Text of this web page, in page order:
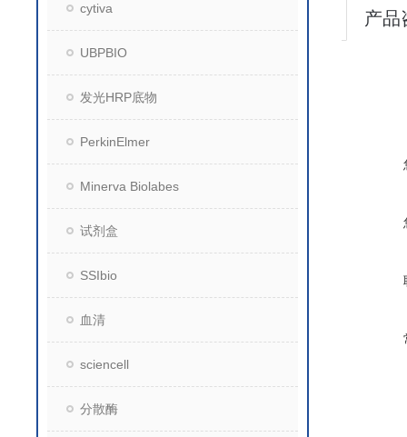
cytiva
UBPBIO
发光HRP底物
PerkinElmer
Minerva Biolabes
试剂盒
SSIbio
血清
sciencell
分散酶
产品